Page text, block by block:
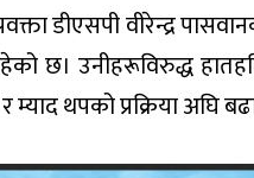
डीएसपी वीरेन्द्र
छ। उनीहरूविरुद्ध
थपको प्रक्रिया अघि